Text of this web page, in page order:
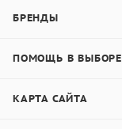
БРЕНДЫ
ПОМОЩЬ В ВЫБОРЕ
КАРТА САЙТА